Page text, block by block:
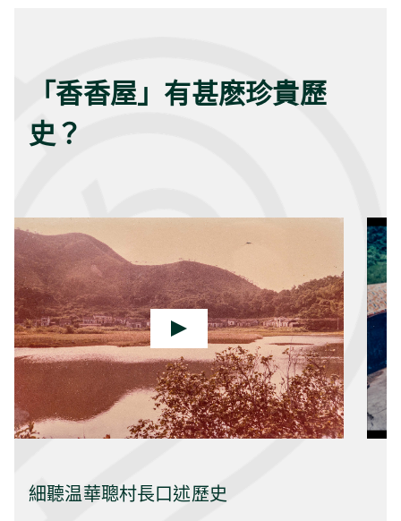
「香香屋」有甚麽珍貴歷
史？
細聽温華聰村長口述歷史